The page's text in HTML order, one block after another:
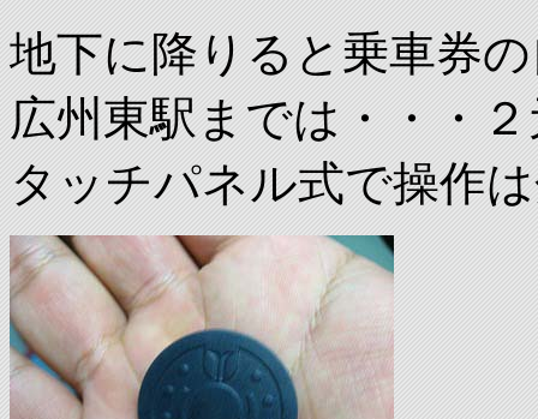
地下に降りると乗車券
広州東駅までは・・・
タッチパネル式で操作